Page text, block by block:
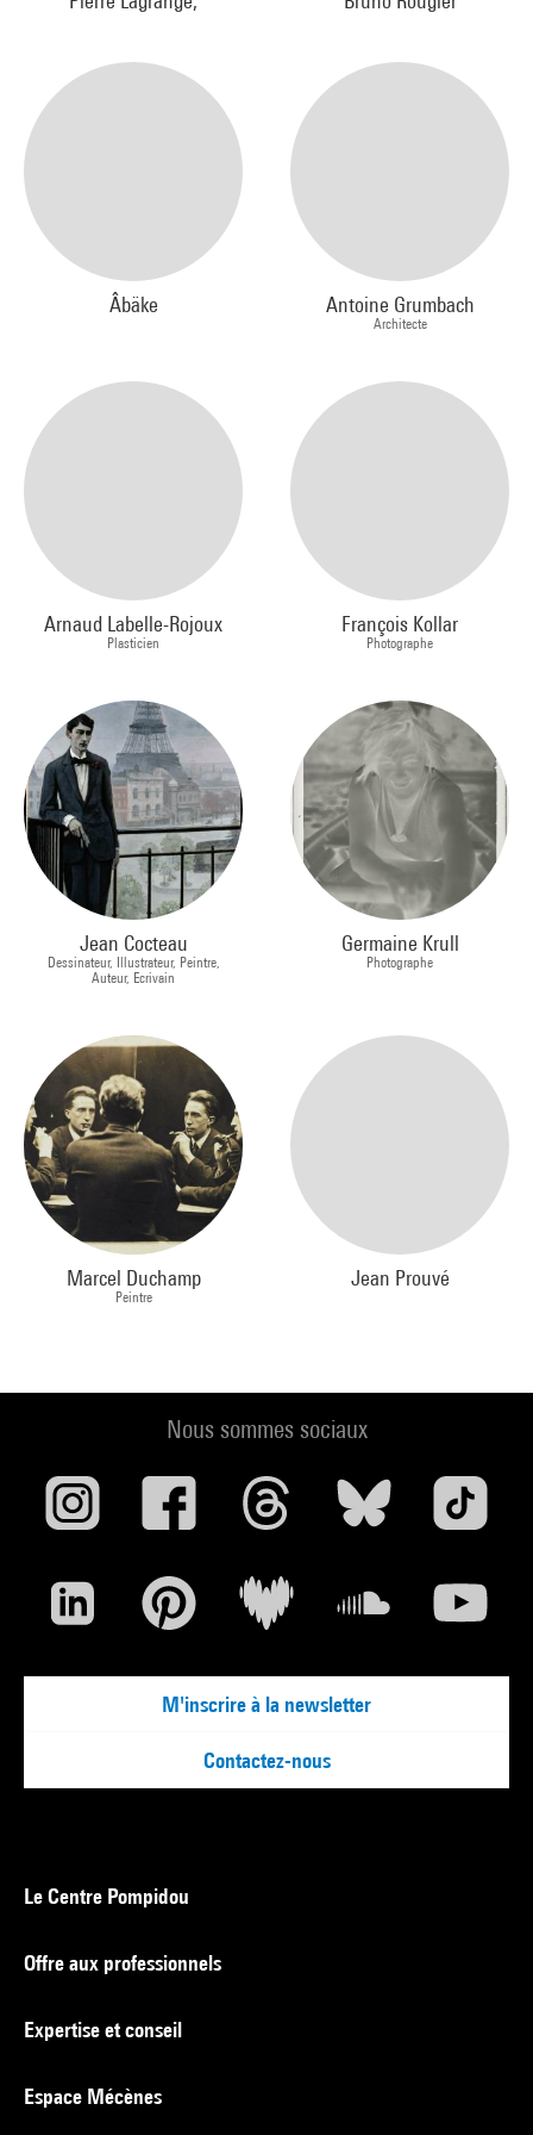
Âbäke Antoine Grumbach
Architecte
Arnaud Labelle-Rojoux
Plasticien
François Kollar
Photographe
Jean Cocteau
Dessinateur, Illustrateur, Peintre,
Auteur, Ecrivain
Germaine Krull
Photographe
Marcel Duchamp
Peintre
Jean Prouvé
Nous sommes sociaux
M'inscrire à la newsletter
Contactez-nous
Le Centre Pompidou
Offre aux professionnels
Expertise et conseil
Espace Mécènes